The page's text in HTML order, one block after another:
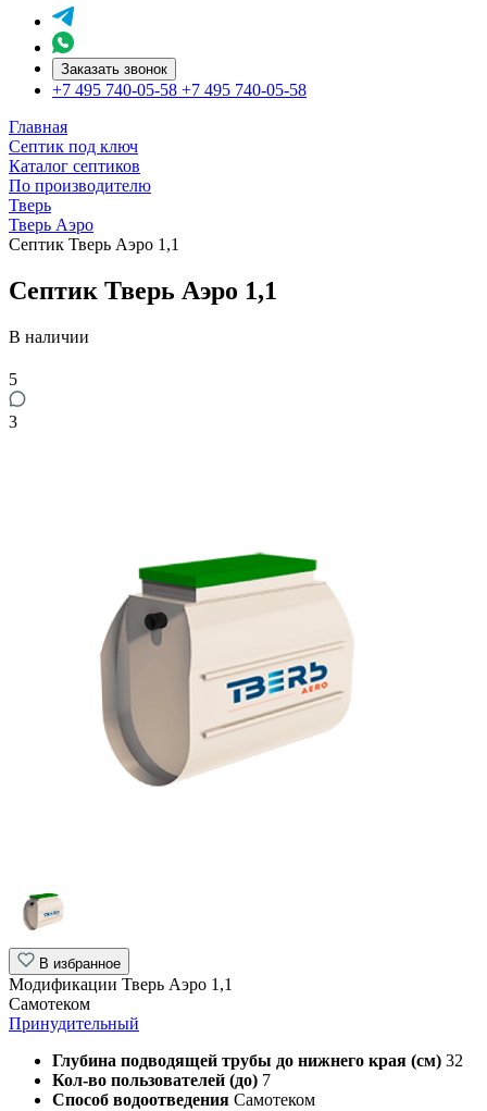
Заказать звонок
+7 495 740-05-58 +7 495 740-05-58
Главная
Септик под ключ
Каталог септиков
По производителю
Тверь
Тверь Аэро
Септик Тверь Аэро 1,1
Септик Тверь Аэро 1,1
В наличии
5
3
В избранное
Модификации Тверь Аэро 1,1
Самотеком
Принудительный
Глубина подводящей трубы до нижнего края (см) 32
Кол-во пользователей (до) 7
Способ водоотведения Самотеком